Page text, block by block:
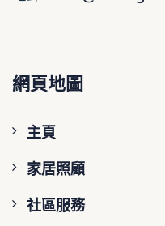
網頁地圖
主頁
家居照顧
社區服務